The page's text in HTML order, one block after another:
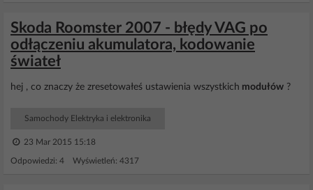
Skoda Roomster 2007 - błędy VAG po
odłączeniu akumulatora, kodowanie
świateł
hej , co znaczy że zresetowałeś ustawienia wszystkich modułów ?
Samochody Elektryka i elektronika
23 Mar 2015 15:18
Odpowiedzi: 4 Wyświetleń: 4317